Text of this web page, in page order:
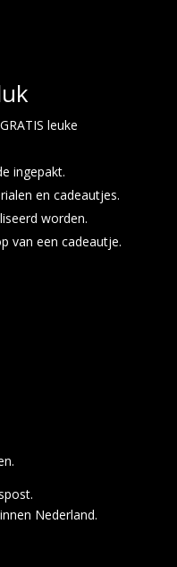
leuke
ingepakt.
en cadeautjes.
worden.
van een cadeautje.
Nederland.